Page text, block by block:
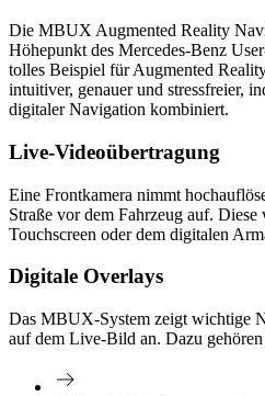
Die MBUX Augmented Reality
Höhepunkt des Mercedes-Benz
tolles Beispiel für Augmented
intuitiver, genauer und stressfreier,
digitaler Navigation kombiniert.
Live-Videoübertragung
Eine Frontkamera nimmt
Straße vor dem Fahrzeug auf. Diese
Touchscreen oder dem digitalen
Digitale Overlays
Das MBUX-System zeigt wichtige
auf dem Live-Bild an. Dazu gehören